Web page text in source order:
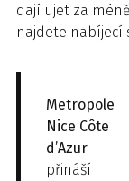
dají ujet za
najdete nabíjecí
Metropole
Nice Côte
d’Azur
přináší